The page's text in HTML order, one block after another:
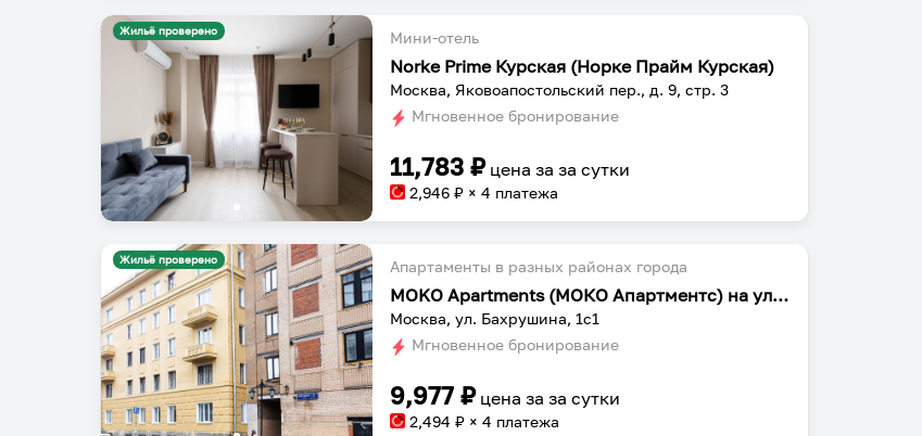
Жильё проверено Мини-отель
Norke Prime Курская (Норке Прайм Курская)
Москва, Яковоапостольский пер., д. 9, стр. 3
Мгновенное бронирование
11,783 ₽ цена заза сутки
2,946 ₽ × 4 платежа
Жильё проверено Апартаменты в разных районах города
MOKO Apartments (МОКО Апартментс) на улице Бахрушина 1 сектор 1
Москва, ул. Бахрушина, 1с1
Мгновенное бронирование
9,977 ₽ цена заза сутки
2,494 ₽ × 4 платежа